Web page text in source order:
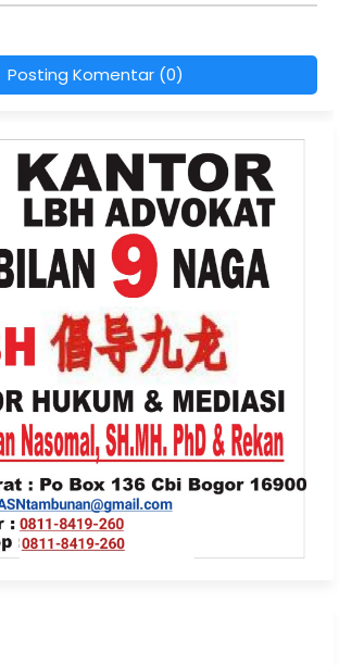
Posting Komentar (0)